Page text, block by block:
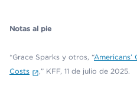
Notas al pie
*Grace Sparks y otros, “Americans’
Costs
,” KFF, 11 de julio de 2025.